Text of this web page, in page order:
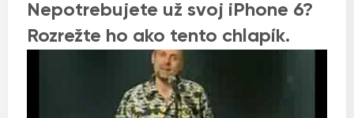
Nepotrebujete už svoj iPhone 6?
Rozrežte ho ako tento chlapík.